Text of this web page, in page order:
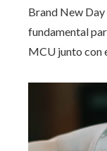
Brand New
fundamental
MCU junto con